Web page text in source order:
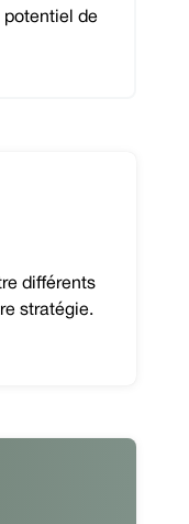
potentiel de
différents
stratégie.